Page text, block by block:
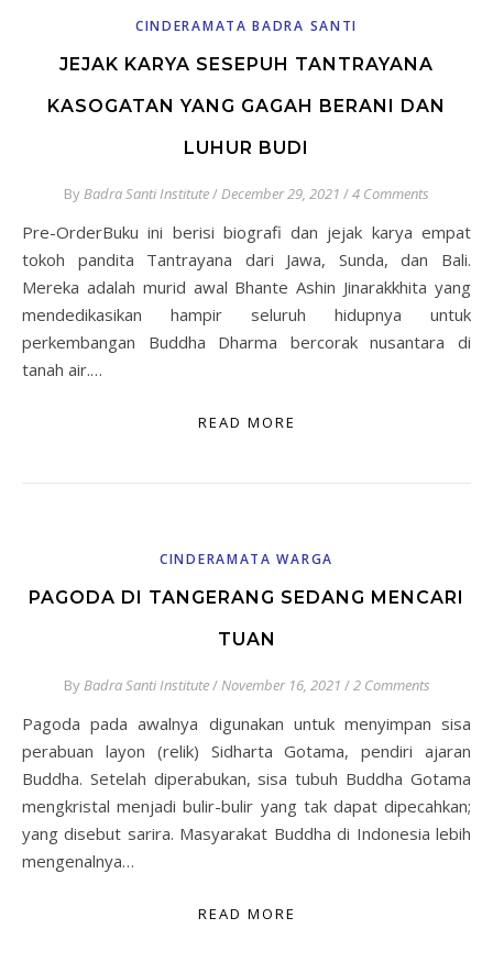
CINDERAMATA BADRA SANTI
JEJAK KARYA SESEPUH TANTRAYANA
KASOGATAN YANG GAGAH BERANI DAN
LUHUR BUDI
ByBadra Santi Institute/December 29, 2021 /4 Comments
Pre-OrderBuku ini berisi biografi dan jejak karya empat
tokoh pandita Tantrayana dari Jawa, Sunda, dan Bali.
Mereka adalah murid awal Bhante Ashin Jinarakkhita yang
mendedikasikan hampir seluruh hidupnya untuk
perkembangan Buddha Dharma bercorak nusantara di
tanah air.…
READ MORE
CINDERAMATA WARGA
PAGODA DI TANGERANG SEDANG MENCARI
TUAN
ByBadra Santi Institute/November 16, 2021 /2 Comments
Pagoda pada awalnya digunakan untuk menyimpan sisa
perabuan layon (relik) Sidharta Gotama, pendiri ajaran
Buddha. Setelah diperabukan, sisa tubuh Buddha Gotama
mengkristal menjadi bulir-bulir yang tak dapat dipecahkan;
yang disebut sarira. Masyarakat Buddha di Indonesia lebih
mengenalnya…
READ MORE